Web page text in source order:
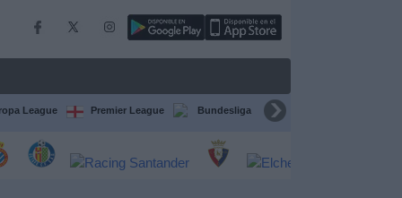
League Premier League Bundesliga Supercopa de España